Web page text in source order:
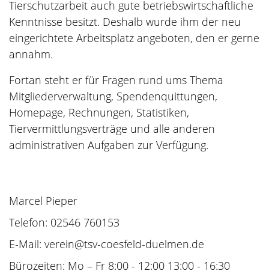
Tierschutzarbeit auch gute betriebswirtschaftliche
Kenntnisse besitzt. Deshalb wurde ihm der neu
eingerichtete Arbeitsplatz angeboten, den er gerne
annahm.
Fortan steht er für Fragen rund ums Thema
Mitgliederverwaltung, Spendenquittungen,
Homepage, Rechnungen, Statistiken,
Tiervermittlungsverträge und alle anderen
administrativen Aufgaben zur Verfügung.
Marcel Pieper
Telefon: 02546 760153
E-Mail: verein@tsv-coesfeld-duelmen.de
Bürozeiten: Mo – Fr 8:00 - 12:00 13:00 - 16:30